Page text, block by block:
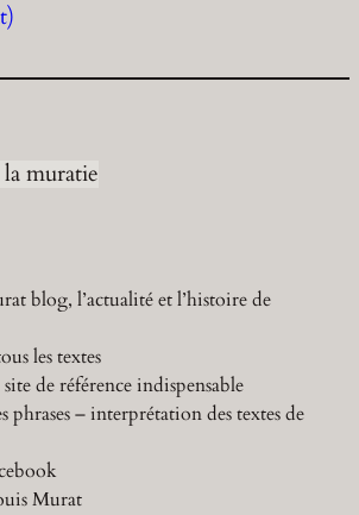
muratie
blog, l’actualité et l’histoire de
les textes
de référence indispensable
phrases – interprétation des textes de
Murat